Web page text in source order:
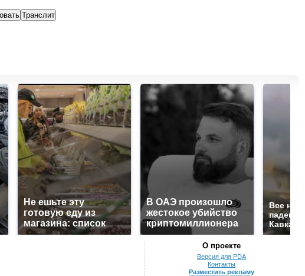
Не ешьте эту
готовую еду из
магазина: список
В ОАЭ произошло
жестокое убийство
криптомиллионера
Все
О проекте
Версия для PDA
Контакты
Разместить рекламу